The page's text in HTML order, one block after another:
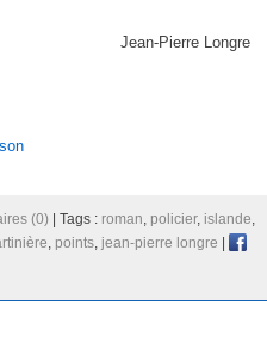
Jean-Pierre Longre
(0) | Tags : roman, policier, islande,
, points, jean-pierre longre